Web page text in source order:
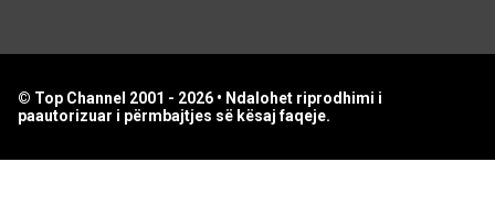
© Top Channel 2001 - 2026 • Ndalohet riprodhimi i
paautorizuar i përmbajtjes së kësaj faqeje.